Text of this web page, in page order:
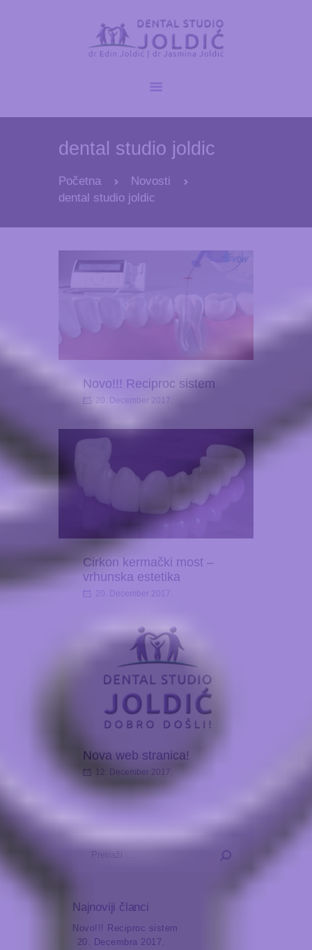
dental studio joldic
Početna
Novosti
dental studio joldic
O NAMA
GALERIJA
Novo!!! Reciproc sistem
20. December 2017.
Cirkon kermački most –
vrhunska estetika
20. December 2017.
Nova web stranica!
12. December 2017.
Pretraga:
Najnoviji članci
Novo!!! Reciproc sistem
20. Decembra 2017.